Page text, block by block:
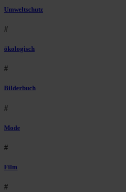
Umweltschutz
#
ökologisch
#
Bilderbuch
#
Mode
#
Film
#